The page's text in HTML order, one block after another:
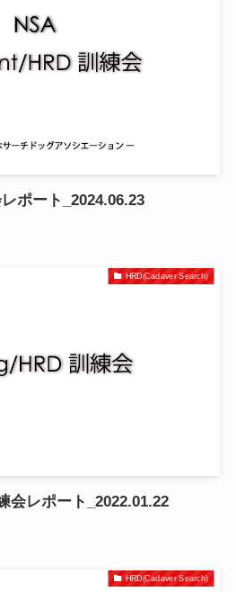
ポート_2024.06.23
HRD(Cadaver Search)
会レポート_2022.01.22
HRD(Cadaver Search)